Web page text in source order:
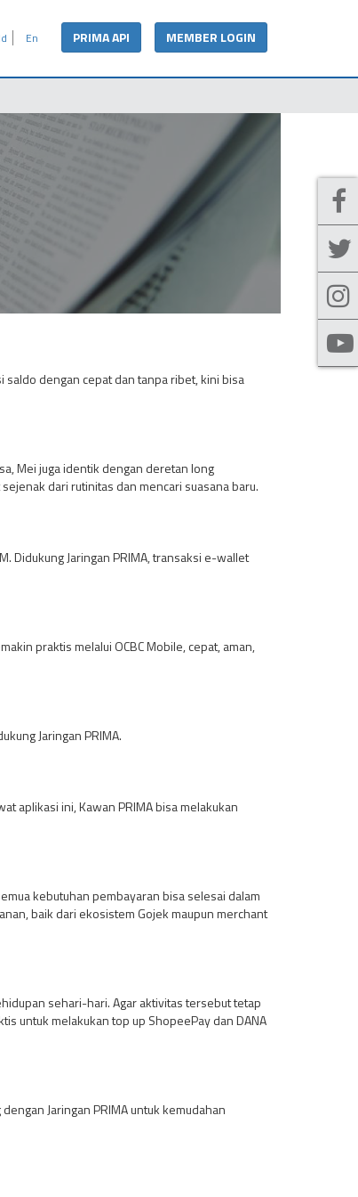
Id En PRIMA API MEMBER LOGIN
saldo dengan cepat dan tanpa ribet, kini bisa
Mei juga identik dengan deretan long
dari rutinitas dan mencari suasana baru.
Didukung Jaringan PRIMA, transaksi e-wallet
praktis melalui OCBC Mobile, cepat, aman,
Jaringan PRIMA.
aplikasi ini, Kawan PRIMA bisa melakukan
kebutuhan pembayaran bisa selesai dalam
baik dari ekosistem Gojek maupun merchant
sehari-hari. Agar aktivitas tersebut tetap
untuk melakukan top up ShopeePay dan DANA
Jaringan PRIMA untuk kemudahan